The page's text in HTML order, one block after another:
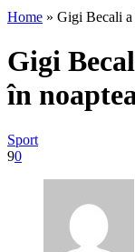
Home » Gigi Becali a
Gigi
în
Sport
90